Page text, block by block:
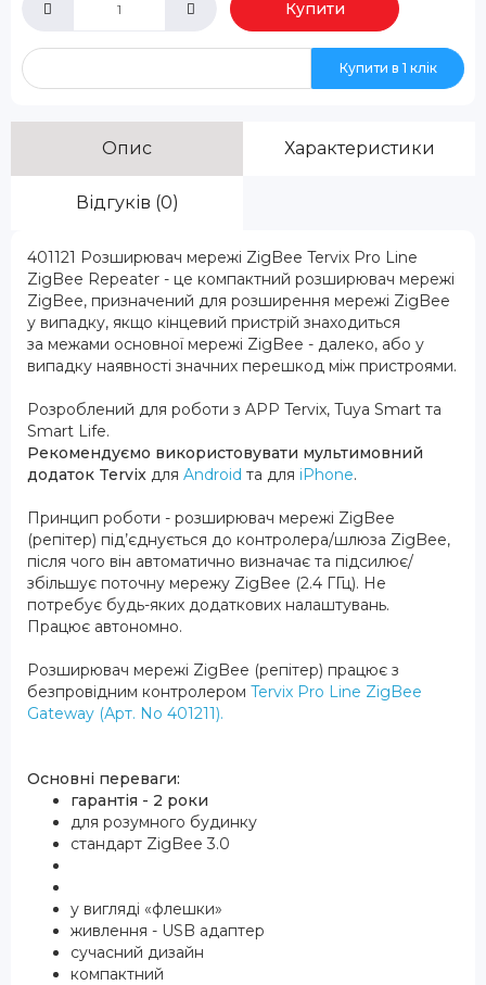
Купити
Купити в 1 клік
Опис Характеристики
Відгуків (0)
401121 Розширювач мережі ZigBee Tervix Pro Line
ZigBee Repeater - це компактний розширювач мережі
ZigBee, призначений для розширення мережі ZigBee
у випадку, якщо кінцевий пристрій знаходиться
за межами основної мережі ZigBee - далеко, або у
випадку наявності значних перешкод між пристроями.
Розроблений для роботи з APP Tervix, Tuya Smart та
Smart Life.
Рекомендуємо використовувати мультимовний
додаток Tervix для Android та для iPhone.
Принцип роботи - розширювач мережі ZigBee
(репітер) під’єднується до контролера/шлюза ZigBee,
після чого він автоматично визначає та підсилює/
збільшує поточну мережу ZigBee (2.4 ГГц). Не
потребує будь-яких додаткових налаштувань.
Працює автономно.
Розширювач мережі ZigBee (репітер) працює з
безпровідним контролером Tervix Pro Line ZigBee
Gateway (Арт. No 401211).
Основні переваги:
гарантія - 2 роки
для розумного будинку
стандарт ZigBee 3.0
у вигляді «флешки»
живлення - USB адаптер
сучасний дизайн
компактний